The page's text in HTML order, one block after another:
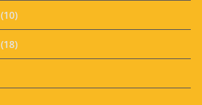
(10)
(18)